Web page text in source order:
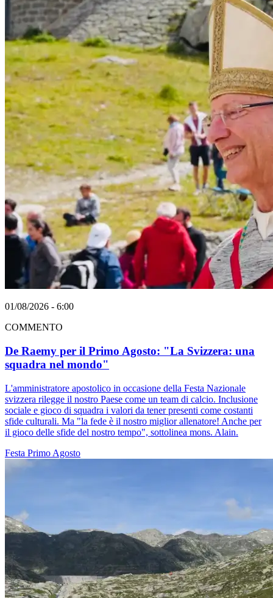
01/08/2026 - 6:00
COMMENTO
De Raemy per il Primo Agosto: "La Svizzera: una
squadra nel mondo"
L'amministratore apostolico in occasione della Festa Nazionale
svizzera rilegge il nostro Paese come un team di calcio. Inclusione
sociale e gioco di squadra i valori da tener presenti come costanti
sfide culturali. Ma "la fede è il nostro miglior allenatore! Anche per
il gioco delle sfide del nostro tempo", sottolinea mons. Alain.
Festa Primo Agosto